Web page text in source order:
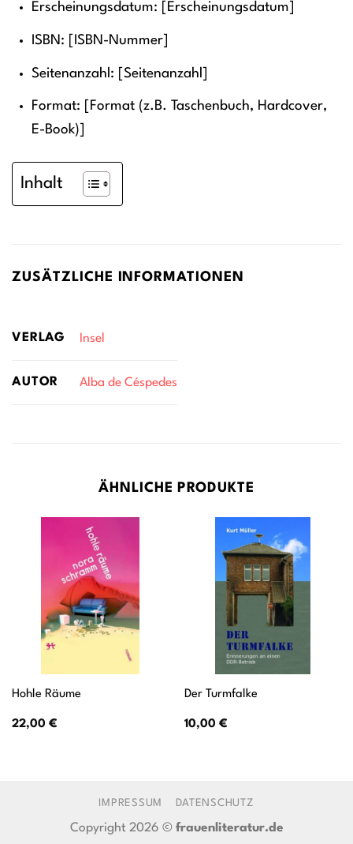
Erscheinungsdatum: [Erscheinungsdatum]
ISBN: [ISBN-Nummer]
Seitenanzahl: [Seitenanzahl]
Format: [Format (z.B. Taschenbuch, Hardcover,
E-Book)]
Inhalt
ZUSÄTZLICHE INFORMATIONEN
VERLAG Insel
AUTOR Alba de Céspedes
ÄHNLICHE PRODUKTE
Hohle Räume
22,00 €
Der Turmfalke
10,00 €
IMPRESSUM DATENSCHUTZ
Copyright 2026 © frauenliteratur.de